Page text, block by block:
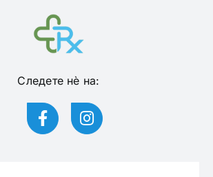
Следете нѐ на: